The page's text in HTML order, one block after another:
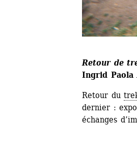
Retour de
Ingrid Paola
Retour du
dernier :
échanges